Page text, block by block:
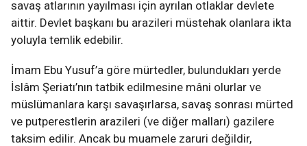
savaş atlarının yayılması için ayrılan otlaklar devlete
aittir. Devlet başkanı bu arazileri müstehak olanlara ikta
yoluyla temlik edebilir.
İmam Ebu Yusuf’a göre mürtedler, bulundukları yerde
İslâm Şeriatı’nın tatbik edilmesine mâni olurlar ve
müslümanlara karşı savaşırlarsa, savaş sonrası mürted
ve putperestlerin arazileri (ve diğer malları) gazilere
taksim edilir. Ancak bu muamele zaruri değildir,